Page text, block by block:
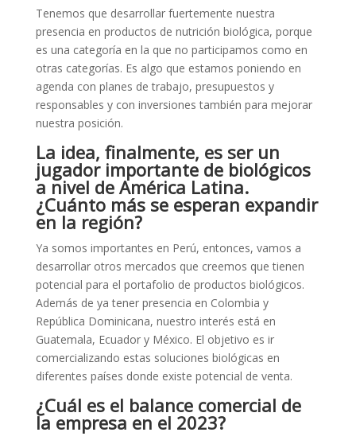
Tenemos que desarrollar fuertemente nuestra
presencia en productos de nutrición biológica, porque
es una categoría en la que no participamos como en
otras categorías. Es algo que estamos poniendo en
agenda con planes de trabajo, presupuestos y
responsables y con inversiones también para mejorar
nuestra posición.
La idea, finalmente, es ser un
jugador importante de biológicos
a nivel de América Latina.
¿Cuánto más se esperan expandir
en la región?
Ya somos importantes en Perú, entonces, vamos a
desarrollar otros mercados que creemos que tienen
potencial para el portafolio de productos biológicos.
Además de ya tener presencia en Colombia y
República Dominicana, nuestro interés está en
Guatemala, Ecuador y México. El objetivo es ir
comercializando estas soluciones biológicas en
diferentes países donde existe potencial de venta.
¿Cuál es el balance comercial de
la empresa en el 2023?